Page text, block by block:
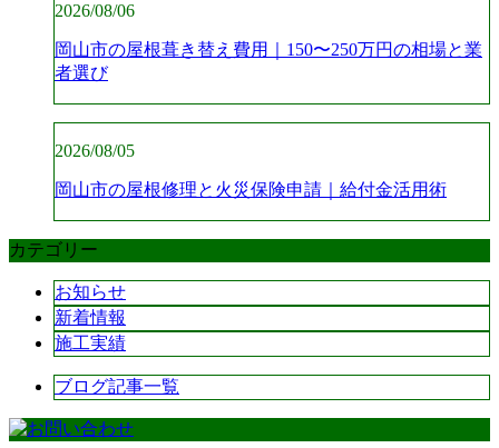
2026/08/06
岡山市の屋根葺き替え費用｜150〜250万円の相場と業
者選び
2026/08/05
岡山市の屋根修理と火災保険申請｜給付金活用術
カテゴリー
お知らせ
新着情報
施工実績
ブログ記事一覧